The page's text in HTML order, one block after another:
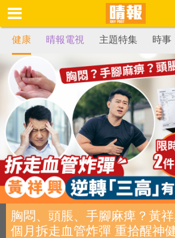
健康 晴報電視 主題特集 時事
胸悶、頭脹、手腳麻痺？黃
個月拆走血管炸彈 重拾醒神